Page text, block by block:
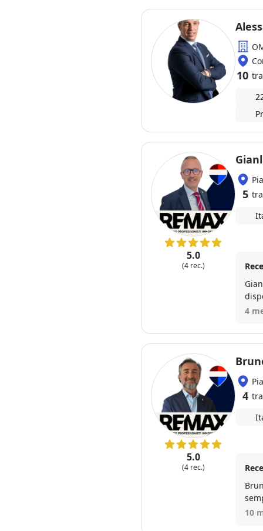
10
5.0
(4 rec.)
5
4
5.0
(4 rec.)
4
10